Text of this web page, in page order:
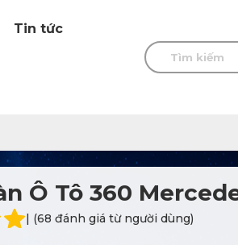
Tin tức
Ô Tô 360
| (68 đánh giá từ người dùng)